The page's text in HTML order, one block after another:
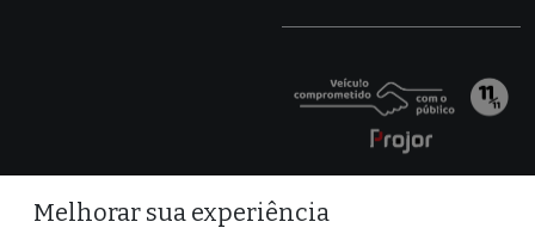
Melhorar sua experiência